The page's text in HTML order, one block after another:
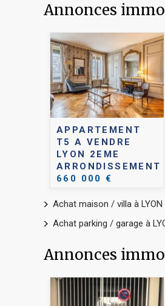
Annonces
APPARTEMENT
T5 A VENDRE
LYON 2EME
ARRONDISSEMENT
660 000 €
Achat maison / villa à LYON
Achat parking / garage à
Annonces